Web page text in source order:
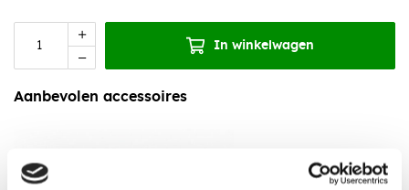
In winkelwagen
Aanbevolen accessoires